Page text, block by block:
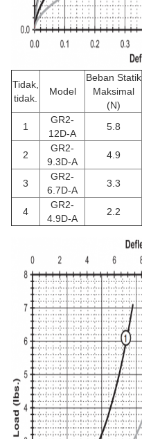
Tidak,
tidak.
Model
Beban Statik
Maksimal
(N)
1
GR2-
12D-A
5.8
2
GR2-
9.3D-A
4.9
3
GR2-
6.7D-A
3.3
4
GR2-
4.9D-A
2.2